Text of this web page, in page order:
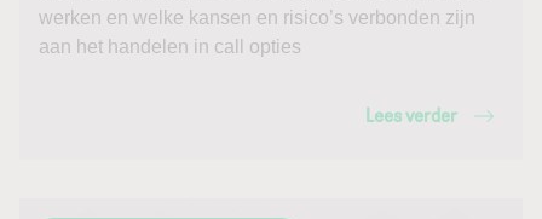
werken en welke kansen en risico’s verbonden zijn
aan het handelen in call opties
Lees verder